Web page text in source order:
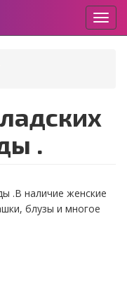
.
.В наличие женские
блузы и многое